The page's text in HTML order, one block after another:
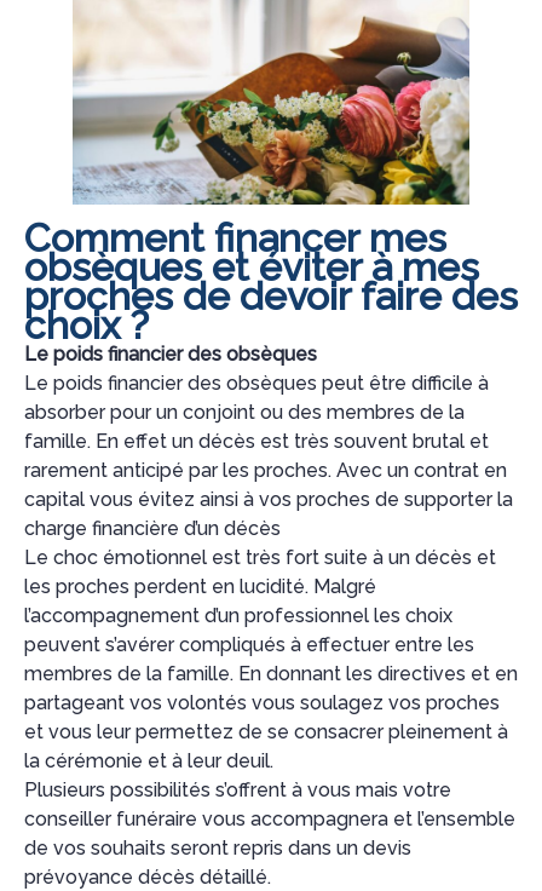
Comment financer mes
obsèques et éviter à mes
proches de devoir faire des
choix ?
Le poids financier des obsèques
Le poids financier des obsèques peut être difficile à
absorber pour un conjoint ou des membres de la
famille. En effet un décès est très souvent brutal et
rarement anticipé par les proches. Avec un contrat en
capital vous évitez ainsi à vos proches de supporter la
charge financière d’un décès
Le choc émotionnel est très fort suite à un décès et
les proches perdent en lucidité. Malgré
l’accompagnement d’un professionnel les choix
peuvent s’avérer compliqués à effectuer entre les
membres de la famille. En donnant les directives et en
partageant vos volontés vous soulagez vos proches
et vous leur permettez de se consacrer pleinement à
la cérémonie et à leur deuil.
Plusieurs possibilités s’offrent à vous mais votre
conseiller funéraire vous accompagnera et l’ensemble
de vos souhaits seront repris dans un devis
prévoyance décès détaillé.